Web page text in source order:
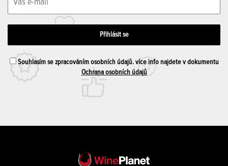
Souhlasím se zpracováním osobních údajů. více info najdete v dokumentu
Ochrana osobních údajů